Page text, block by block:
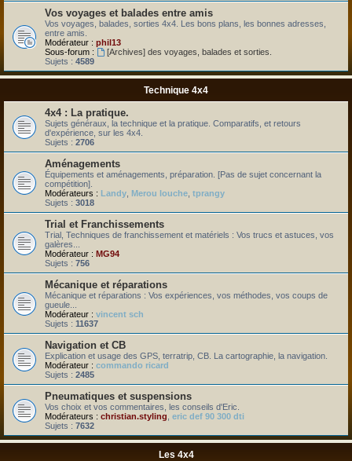
Vos voyages et balades entre amis
Vos voyages, balades, sorties 4x4. Les bons plans, les bonnes adresses,
entre amis.
Modérateur : phil13
Sous-forum :
[Archives] des voyages, balades et sorties.
Sujets : 4589
Technique 4x4
4x4 : La pratique.
Sujets généraux, la technique et la pratique. Comparatifs, et retours
d'expérience, sur les 4x4.
Sujets : 2706
Aménagements
Équipements et aménagements, préparation. [Pas de sujet concernant la
compétition].
Modérateurs : Landy Merou louche tprangy
Sujets : 3018
Trial et Franchissements
Trial, Techniques de franchissement et matériels : Vos trucs et astuces, vos
galères...
Modérateur : MG94
Sujets : 756
Mécanique et réparations
Mécanique et réparations : Vos expériences, vos méthodes, vos coups de
gueule...
Modérateur : vincent sch
Sujets : 11637
Navigation et CB
Explication et usage des GPS, terratrip, CB. La cartographie, la navigation.
Modérateur : commando ricard
Sujets : 2485
Pneumatiques et suspensions
Vos choix et vos commentaires, les conseils d'Eric.
Modérateurs : christian.styling eric def 90 300 dti
Sujets : 7632
Les 4x4